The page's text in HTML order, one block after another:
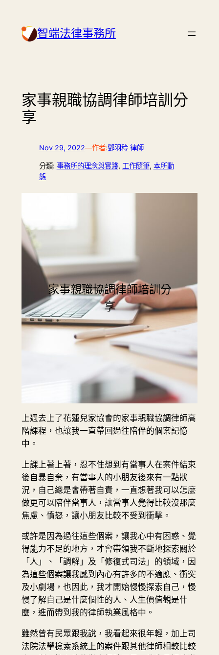
content 智端法律事務所
家事親職協調律師培訓分
享
Nov 29, 2022—作者:鄧羽秢 律師
分類: 事務所的理念與實踐, 工作隨筆, 本所動
態
家事親職協調律師培訓分
享
上週去上了花蓮兒家協會的家事親職協調律師高
階課程，也讓我一直帶回過往陪伴的個案記憶
中。
上課上著上著，忍不住想到有當事人在案件結束
後自暴自棄，有當事人的小朋友後來有一點狀
況，自己總是會帶著自責，一直想著我可以怎麼
做更可以陪伴當事人，讓當事人覺得比較沒那麼
焦慮、憤怒，讓小朋友比較不受到衝擊。
或許是因為過往這些個案，讓我心中有困惑、覺
得能力不足的地方，才會帶領我不斷地探索關於
「人」、「調解」及「修復式司法」的領域，因
為這些個案讓我感到內心有許多的不適應、衝突
及小劇場，也因此，我才開始慢慢探索自己，慢
慢了解自己是什麼個性的人、人生價值觀是什
麼，進而帶到我的律師執業風格中。
雖然曾有民眾跟我說，我看起來很年輕，加上司
法院法學檢索系統上的案件跟其他律師相較比較